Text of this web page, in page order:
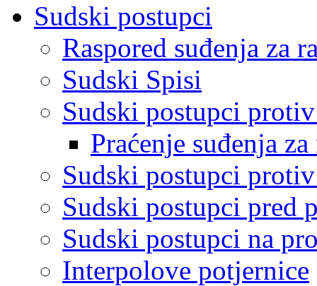
Sudski postupci
Raspored suđenja za
Sudski Spisi
Sudski postupci
Praćenje suđenja
Sudski postupci
Sudski postupci pred
Sudski postupci na
Interpolove potjernice